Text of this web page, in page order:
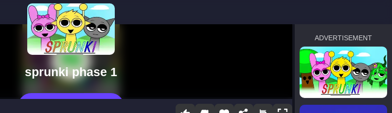
sprunki phase 1
ADVERTISEMENT
sprunki
Blocky Blast!